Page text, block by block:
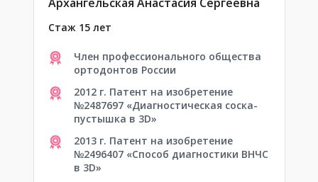
Стаж 15 лет
Член профессионального общества
ортодонтов России
2012 г. Патент на изобретение
№2487697 «Диагностическая соска-
пустышка в 3D»
2013 г. Патент на изобретение
№2496407 «Способ диагностики ВНЧС
в 3D»